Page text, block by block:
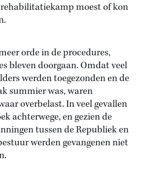
moest of kon
orde in de procedures,
bleven doorgaan. Omdat veel
werden toegezonden en de
summier was, waren
overbelast. In veel gevallen
achterwege, en gezien de
tussen de Republiek en
werden gevangenen niet